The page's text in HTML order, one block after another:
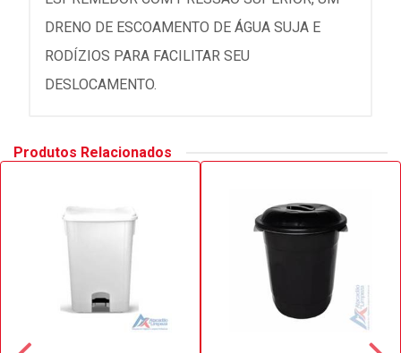
DRENO DE ESCOAMENTO DE ÁGUA SUJA E
RODÍZIOS PARA FACILITAR SEU
DESLOCAMENTO.
Produtos Relacionados